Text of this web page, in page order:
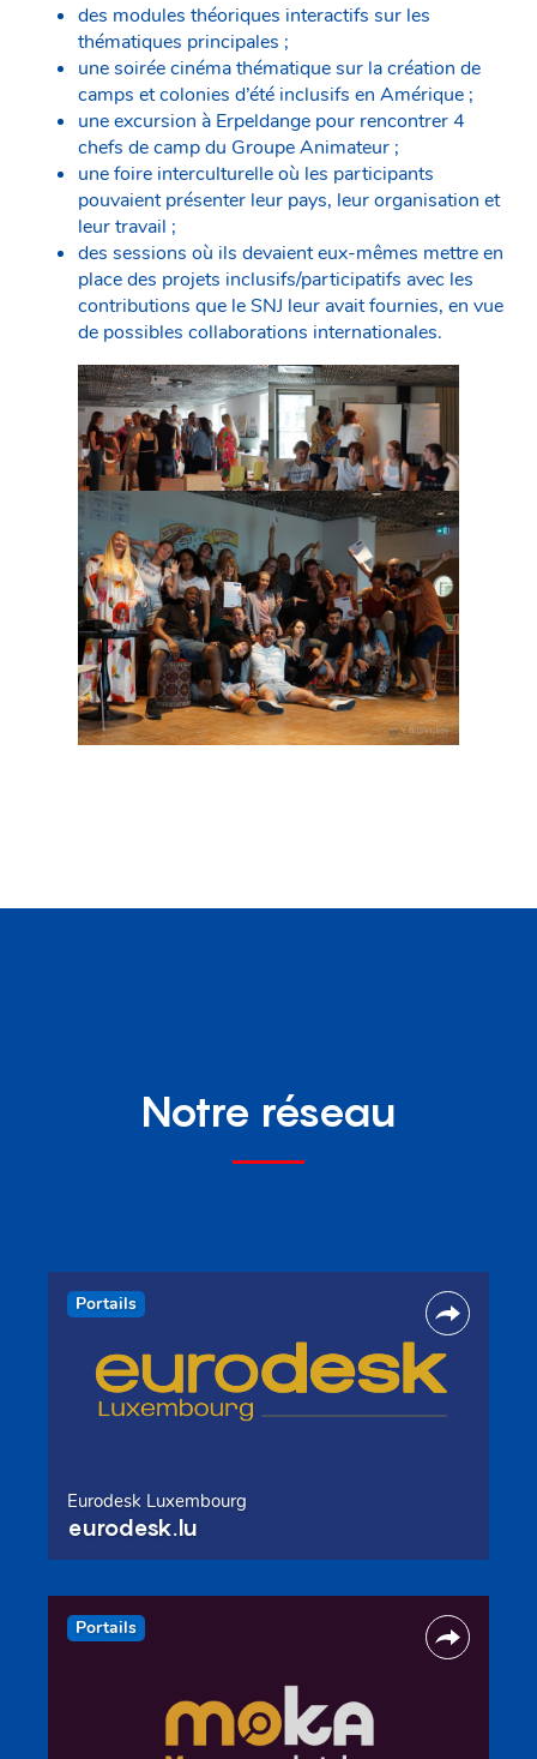
des modules théoriques interactifs sur les
thématiques principales ;
une soirée cinéma thématique sur la création de
camps et colonies d’été inclusifs en Amérique ;
une excursion à Erpeldange pour rencontrer 4
chefs de camp du Groupe Animateur ;
une foire interculturelle où les participants
pouvaient présenter leur pays, leur organisation et
leur travail ;
des sessions où ils devaient eux-mêmes mettre en
place des projets inclusifs/participatifs avec les
contributions que le SNJ leur avait fournies, en vue
de possibles collaborations internationales.
Notre réseau
Portails
Eurodesk Luxembourg
eurodesk.lu
Portails